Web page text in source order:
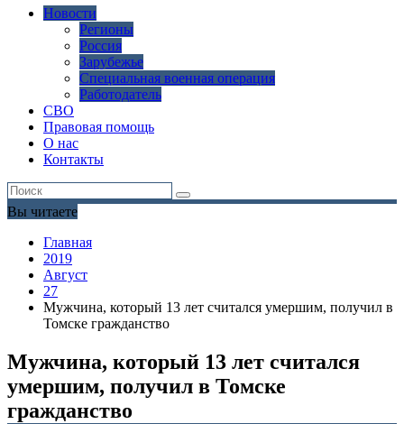
Новости
Регионы
Россия
Зарубежье
Специальная военная операция
Работодатель
СВО
Правовая помощь
О нас
Контакты
Вы читаете
Главная
2019
Август
27
Мужчина, который 13 лет считался умершим, получил в
Томске гражданство
Мужчина, который 13 лет считался
умершим, получил в Томске
гражданство